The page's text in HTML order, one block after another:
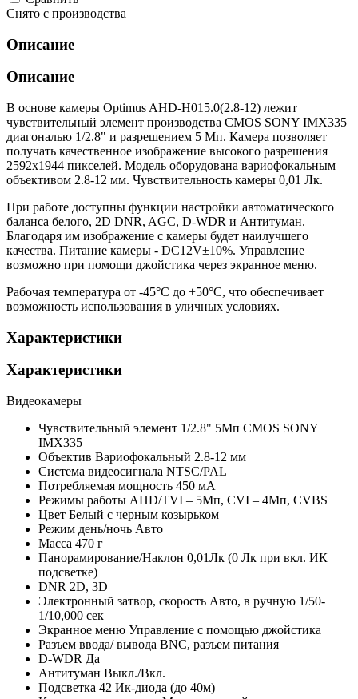
Снято с производства
Описание
Описание
В основе камеры Optimus AHD-H015.0(2.8-12) лежит
чувствительный элемент производства CMOS SONY IMX335
диагональю 1/2.8" и разрешением 5 Мп. Камера позволяет
получать качественное изображение высокого разрешения
2592х1944 пикселей. Модель оборудована вариофокальным
объективом 2.8-12 мм. Чувствительность камеры 0,01 Лк.
При работе доступны функции настройки автоматического
баланса белого, 2D DNR, AGC, D-WDR и Антитуман.
Благодаря им изображение с камеры будет наилучшего
качества. Питание камеры - DC12V±10%. Управление
возможно при помощи джойстика через экранное меню.
Рабочая температура от -45°С до +50°С, что обеспечивает
возможность использования в уличных условиях.
Характеристики
Характеристики
Видеокамеры
Чувствительный элемент 1/2.8" 5Мп CMOS SONY
IMX335
Объектив Вариофокальный 2.8-12 мм
Система видеосигнала NTSC/PAL
Потребляемая мощность 450 мА
Режимы работы AHD/TVI – 5Мп, CVI – 4Мп, CVBS
Цвет Белый с черным козырьком
Режим день/ночь Авто
Масса 470 г
Панорамирование/Наклон 0,01Лк (0 Лк при вкл. ИК
подсветке)
DNR 2D, 3D
Электронный затвор, скорость Авто, в ручную 1/50-
1/10,000 сек
Экранное меню Управление с помощью джойстика
Разъем ввода/ вывода BNC, разъем питания
D-WDR Да
Антитуман Выкл./Вкл.
Подсветка 42 Ик-диода (до 40м)